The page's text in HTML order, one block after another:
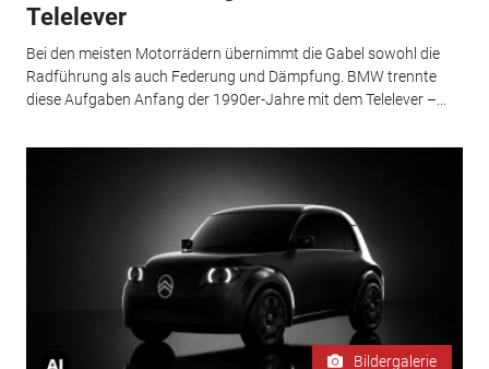
Telelever
Bei den meisten Motorrädern übernimmt die Gabel sowohl die
Radführung als auch Federung und Dämpfung. BMW trennte
diese Aufgaben Anfang der 1990er-Jahre mit dem Telelever –...
Bildergalerie